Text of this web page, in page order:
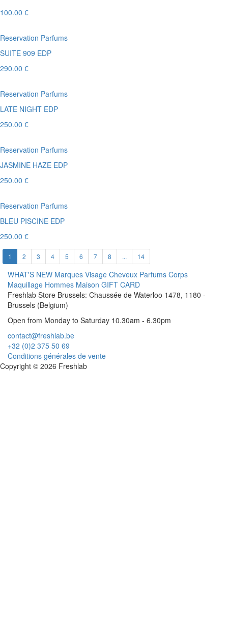
100.00 €
Reservation Parfums
SUITE 909 EDP
290.00 €
Reservation Parfums
LATE NIGHT EDP
250.00 €
Reservation Parfums
JASMINE HAZE EDP
250.00 €
Reservation Parfums
BLEU PISCINE EDP
250.00 €
1 2 3 4 5 6 7 8 ... 14
WHAT'S NEW Marques Visage Cheveux Parfums Corps
Maquillage Hommes Maison GIFT CARD
Freshlab Store Brussels: Chaussée de Waterloo 1478, 1180 -
Brussels (Belgium)
Open from Monday to Saturday 10.30am - 6.30pm
contact@freshlab.be
+32 (0)2 375 50 69
Conditions générales de vente
Copyright © 2026 Freshlab